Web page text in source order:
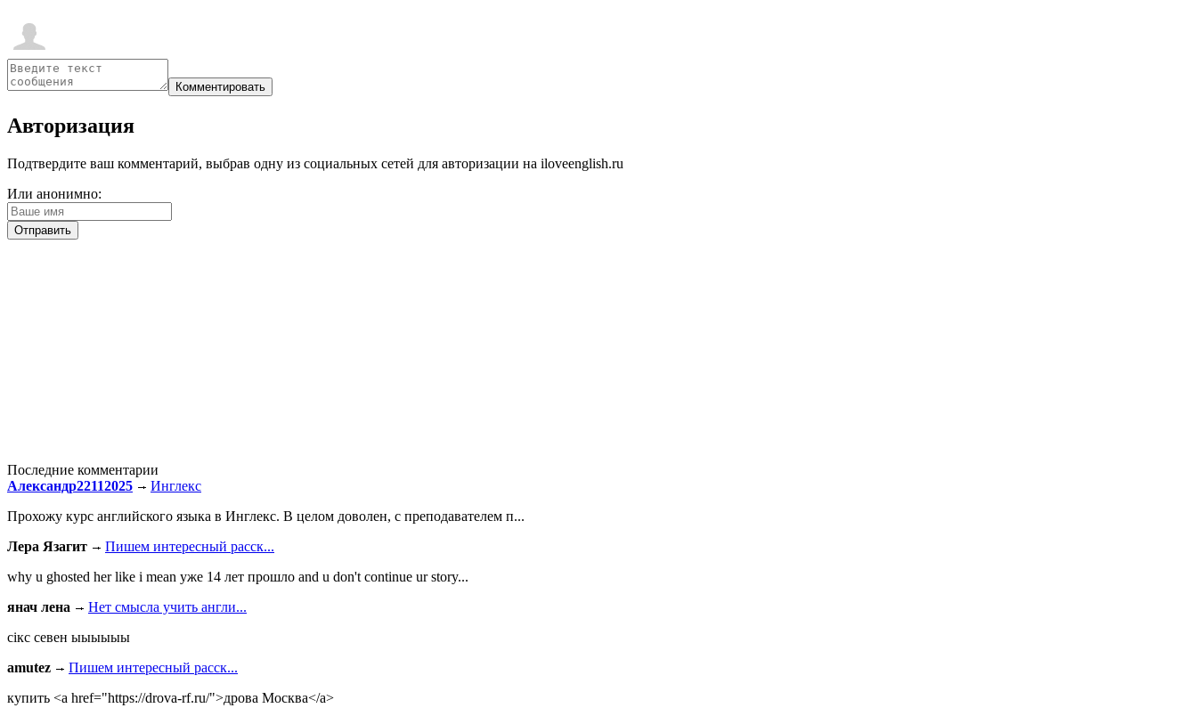
Авторизация
Подтвердите ваш комментарий, выбрав одну из социальных сетей для авторизации на iloveenglish.ru
Или анонимно:
Последние комментарии
Александр22112025
Инглекс
Прохожу курс английского языка в Инглекс. В целом доволен, с преподавателем п...
Лера Язагит
Пишем интересный расск...
why u ghosted her like i mean уже 14 лет прошло and u don't continue ur story...
янач лена
Нет смысла учить англи...
сiкс севен ыыыыыы
amutez
Пишем интересный расск...
купить <a href="https://drova-rf.ru/">дрова Москва</a>